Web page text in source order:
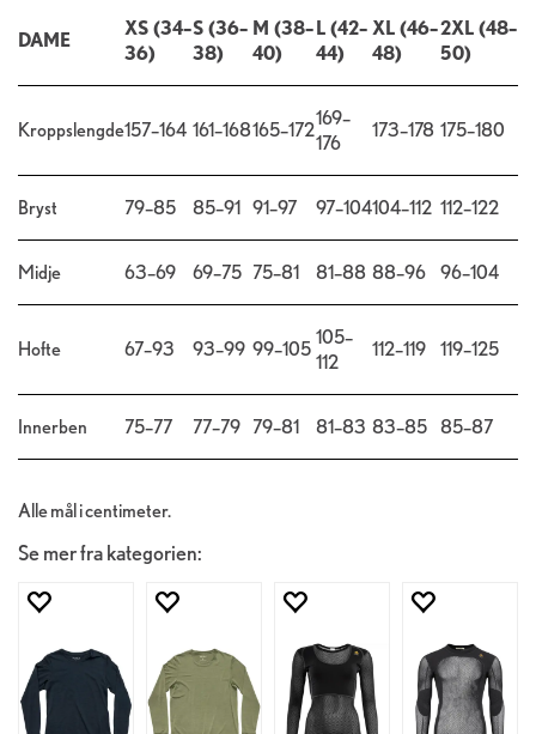
DAME
XS (34–
36)
S (36–
38)
M (38–
40)
L (42–
44)
XL (46–
48)
2XL (48–
50)
Kroppslengde157–164 161–168165–172
169–
176
173–178 175–180
Bryst 79–85 85–91 91–97 97–104104–112 112–122
Midje 63–69 69–75 75–81 81–88 88–96 96–104
Hofte 67–93 93–99 99–105
105–
112
112–119 119–125
Innerben 75–77 77–79 79–81 81–83 83–85 85–87
Alle mål i centimeter.
Se mer fra kategorien: